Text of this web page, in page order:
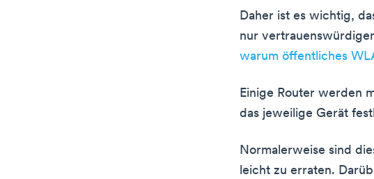
Daher ist es wichtig,
nur
warum öffentliches
Einige Router werden
das jeweilige Gerät
Normalerweise sind
leicht zu erraten.